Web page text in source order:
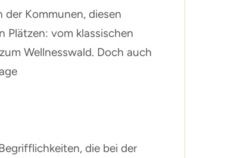
Kommunen, diesen
vom klassischen
Wellnesswald. Doch auch
die bei der